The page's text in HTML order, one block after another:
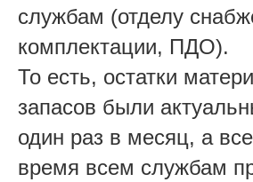
службам (отделу
комплектации, ПДО).
То есть, остатки
запасов были
один раз в месяц, а
время всем службам